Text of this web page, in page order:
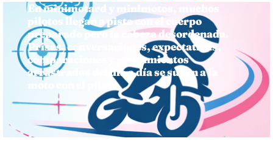
En minimotard y minimotos, muchos
pilotos llegan a pista con el cuerpo
preparado pero la cabeza desordenada.
Prisas, conversaciones, expectativas,
comparaciones y pensamientos
arrastrados del día a día se suben a la
moto con el piloto.